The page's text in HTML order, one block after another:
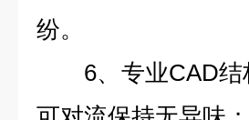
纷。
6、专业CAD结